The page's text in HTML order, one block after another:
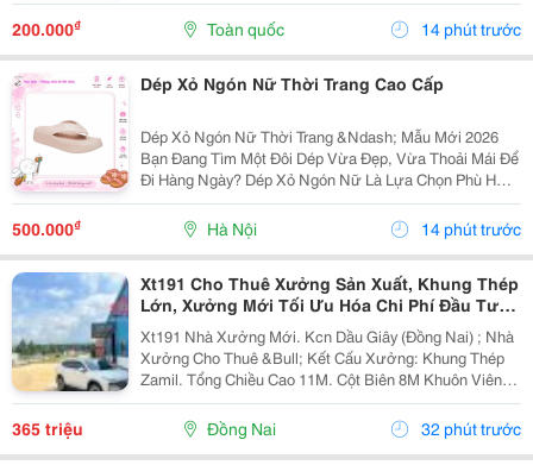
Không Còn Chỉ Dừng Lại Ở Việc Mặc Đẹp, Việc Thể...
200.000₫ Toàn quốc 14 phút trước
Dép Xỏ Ngón Nữ Thời Trang Cao Cấp
Dép Xỏ Ngón Nữ Thời Trang &Ndash; Mẫu Mới 2026
Bạn Đang Tìm Một Đôi Dép Vừa Đẹp, Vừa Thoải Mái Để
Đi Hàng Ngày? Dép Xỏ Ngón Nữ Là Lựa Chọn Phù Hợp
Cho Những Ngày Đi Chơi, Đi Biển, Dạo Phố Hoặc Sử
Dụng Thường Xuyên. ✅ Thiết Kế Thanh Lịch, Trẻ...
500.000₫ Hà Nội 14 phút trước
Xt191 Cho Thuê Xưởng Sản Xuất, Khung Thép
Lớn, Xưởng Mới Tối Ưu Hóa Chi Phí Đầu Tư
Sx
Xt191 Nhà Xưởng Mới. Kcn Dầu Giây (Đồng Nai) ; Nhà
Xưởng Cho Thuê &Bull; Kết Cấu Xưởng: Khung Thép
Zamil. Tổng Chiều Cao 11M. Cột Biên 8M Khuôn Viên
4700M2 ( 42M X 112M ) &Bull; Dt Nx Sản Xuất : 38M X
91M ( 3480 M&Sup2; ) &Bull; Dt Văn Phòng...
365 triệu Đồng Nai 32 phút trước